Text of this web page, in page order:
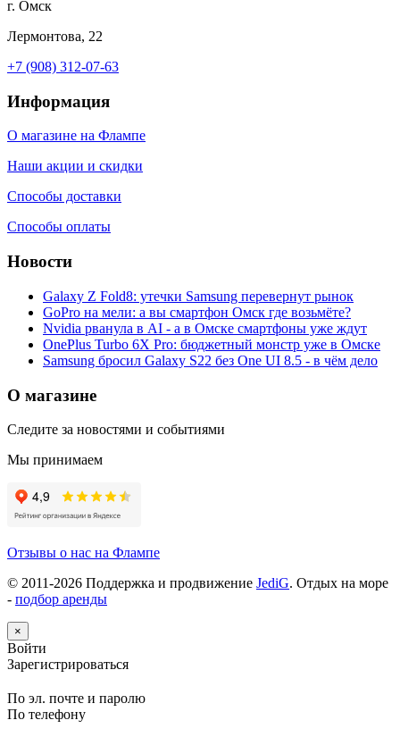
г. Омск
Лермонтова, 22
+7 (908) 312-07-63
Информация
О магазине на Флампе
Наши акции и скидки
Способы доставки
Способы оплаты
Новости
Galaxy Z Fold8: утечки Samsung перевернут рынок
GoPro на мели: а вы смартфон Омск где возьмёте?
Nvidia рванула в AI - а в Омске смартфоны уже ждут
OnePlus Turbo 6X Pro: бюджетный монстр уже в Омске
Samsung бросил Galaxy S22 без One UI 8.5 - в чём дело
О магазине
Следите за новостями и событиями
Мы принимаем
Отзывы о нас на Флампе
© 2011-2026 Поддержка и продвижение JediG. Отдых на море
- подбор аренды
×
Войти
Зарегистрироваться
По эл. почте и паролю
По телефону